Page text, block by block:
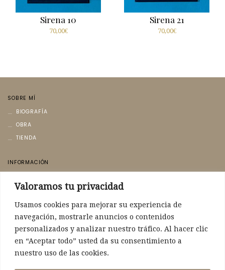
Valoramos tu privacidad
Usamos cookies para mejorar su experiencia de
navegación, mostrarle anuncios o contenidos
personalizados y analizar nuestro tráfico. Al hacer clic
en “Aceptar todo” usted da su consentimiento a
nuestro uso de las cookies.
Sirena 10
70,00€
Sirena 21
70,00€
SOBRE MÍ
BIOGRAFÍA
OBRA
TIENDA
INFORMACIÓN
POLÍTICA DE PRIVACIDAD
POLÍTICA DE COOKIES
CONTACTO
CONTACTO
POLÍTICA DE ENVÍO